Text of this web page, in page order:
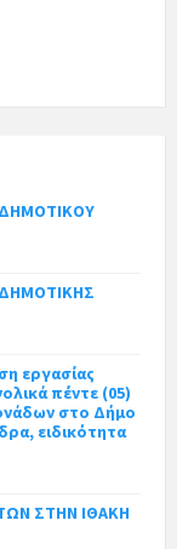
εργασίας
πέντε (05)
στο Δήμο
ειδικότητα
ΣΤΗΝ ΙΘΑΚΗ